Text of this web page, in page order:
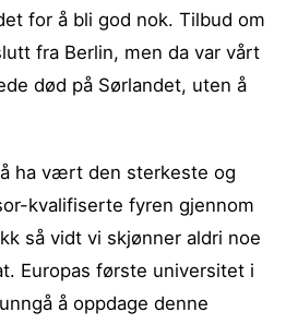
for å bli god nok. Tilbud om
fra Berlin, men da var vårt
død på Sørlandet, uten å
ha vært den sterkeste og
kvalifiserte fyren gjennom
så vidt vi skjønner aldri noe
Europas første universitet i
å oppdage denne